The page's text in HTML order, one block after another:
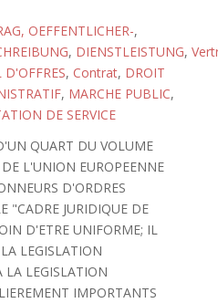
OEFFENTLICHER-,
, DIENSTLEISTUNG,
D'OFFRES, Contrat, DROIT
, MARCHE PUBLIC,
DE SERVICE
QUART DU VOLUME
L'UNION EUROPEENNE
D'ORDRES
"CADRE JURIDIQUE DE
D'ETRE UNIFORME; IL
LEGISLATION
LEGISLATION
IMPORTANTS